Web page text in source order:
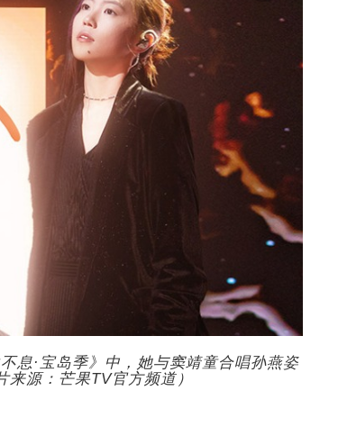
息·宝岛季》中，她与窦靖童合唱孙燕姿
源：芒果TV官方频道）